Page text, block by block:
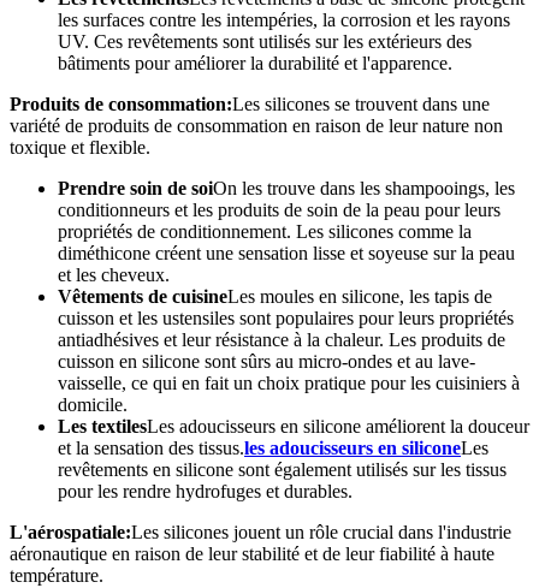
les surfaces contre les intempéries, la corrosion et les rayons
UV. Ces revêtements sont utilisés sur les extérieurs des
bâtiments pour améliorer la durabilité et l'apparence.
Produits de consommation:Les silicones se trouvent dans une
variété de produits de consommation en raison de leur nature non
toxique et flexible.
Prendre soin de soiOn les trouve dans les shampooings, les
conditionneurs et les produits de soin de la peau pour leurs
propriétés de conditionnement. Les silicones comme la
diméthicone créent une sensation lisse et soyeuse sur la peau
et les cheveux.
Vêtements de cuisineLes moules en silicone, les tapis de
cuisson et les ustensiles sont populaires pour leurs propriétés
antiadhésives et leur résistance à la chaleur. Les produits de
cuisson en silicone sont sûrs au micro-ondes et au lave-
vaisselle, ce qui en fait un choix pratique pour les cuisiniers à
domicile.
Les textilesLes adoucisseurs en silicone améliorent la douceur
et la sensation des tissus.les adoucisseurs en siliconeLes
revêtements en silicone sont également utilisés sur les tissus
pour les rendre hydrofuges et durables.
L'aérospatiale:Les silicones jouent un rôle crucial dans l'industrie
aéronautique en raison de leur stabilité et de leur fiabilité à haute
température.